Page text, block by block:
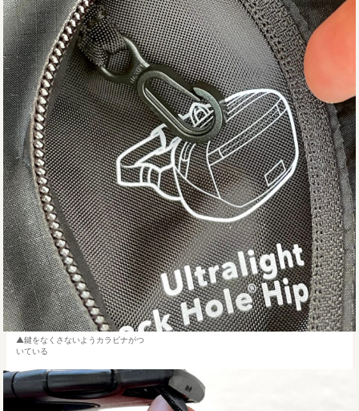
鍵をなくさないようカラビナがつ
いている